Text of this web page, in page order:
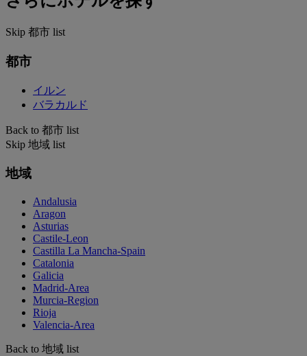
Skip 都市 list
都市
イルン
バラカルド
Back to 都市 list
Skip 地域 list
地域
Andalusia
Aragon
Asturias
Castile-Leon
Castilla La Mancha-Spain
Catalonia
Galicia
Madrid-Area
Murcia-Region
Rioja
Valencia-Area
Back to 地域 list